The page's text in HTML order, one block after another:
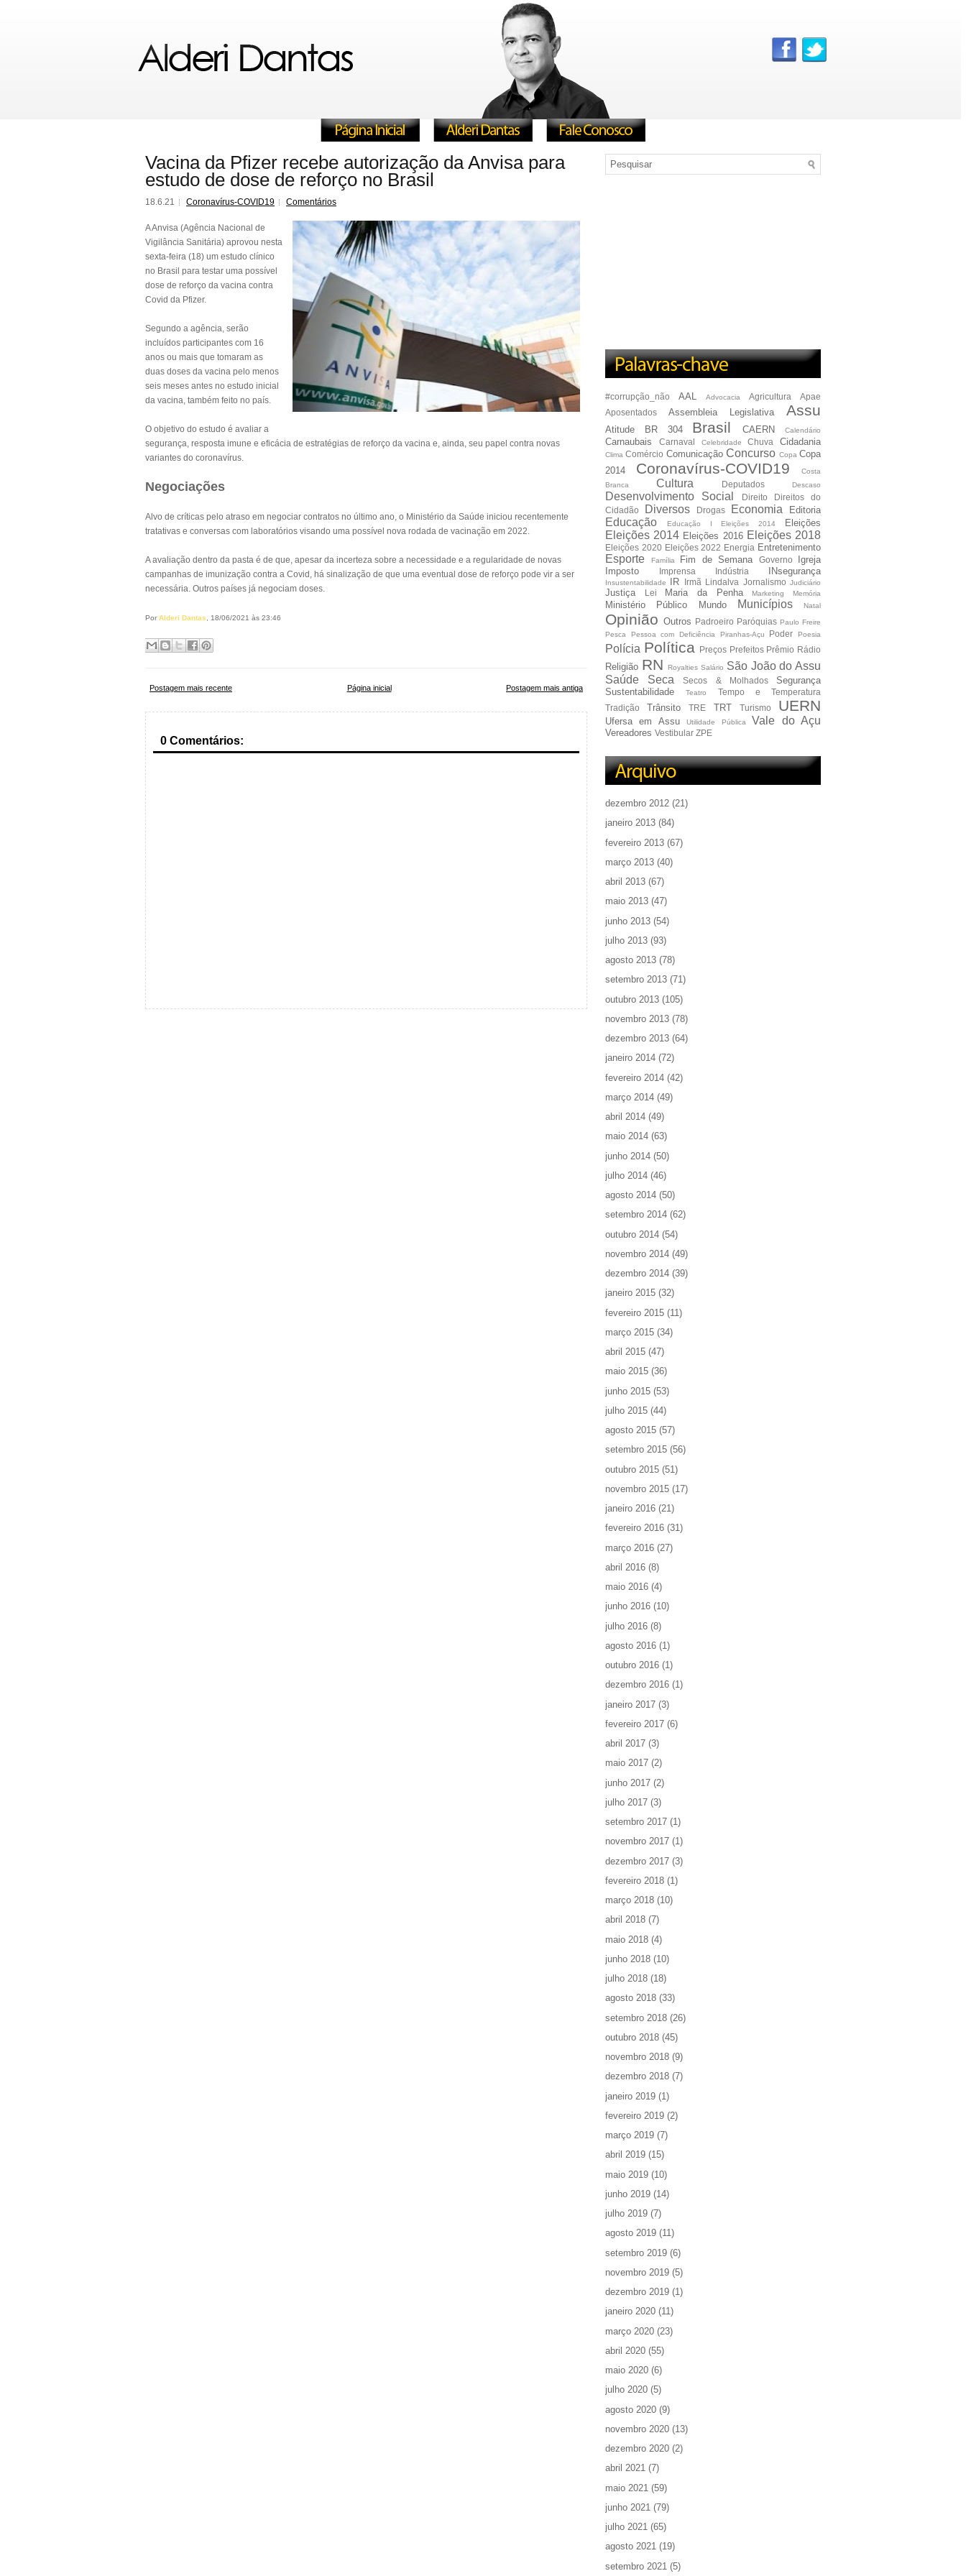
Vacina da Pfizer recebe autorização da Anvisa para
estudo de dose de reforço no Brasil
18.6.21 Coronavírus-COVID19 Comentários
A Anvisa (Agência Nacional de
Vigilância Sanitária) aprovou nesta
sexta-feira (18) um estudo clínico
no Brasil para testar uma possível
dose de reforço da vacina contra
Covid da Pfizer.
Segundo a agência, serão
incluídos participantes com 16
anos ou mais que tomaram as
duas doses da vacina pelo menos
seis meses antes no estudo inicial
da vacina, também feito no país.
O objetivo do estudo é avaliar a
segurança, resposta imune e eficácia de estratégias de reforço da vacina e, ainda, seu papel contra novas
variantes do coronavírus.
Negociações
Alvo de críticas pelo atraso em negociar contratos no último ano, o Ministério da Saúde iniciou recentemente
tratativas e conversas com laboratórios visando uma possível nova rodada de vacinação em 2022.
A avaliação dentro da pasta é de que, apesar da incerteza sobre a necessidade e a regularidade de novas
campanhas de imunização contra a Covid, há sinalização de que uma eventual dose de reforço pode vir a ser
necessária. Outros países já negociam doses.
Por Alderi Dantas , 18/06/2021 às 23:46
Postagem mais recente Postagem mais antiga
Página inicial
0 Comentários:
#corrupção_não AAL Advocacia Agricultura
Apae
Aposentados
Assembleia Legislativa Assu
Atitude BR 304 Brasil CAERN Calendário
Carnaubais Carnaval Celebridade Chuva Cidadania
Clima Comércio Comunicação Concurso Copa Copa
2014
Coronavírus-COVID19
Costa
Branca
Cultura Deputados Descaso
Desenvolvimento Social Direito
Direitos do
Cidadão
Diversos Drogas Economia Editoria
Educação Educação I Eleições 2014 Eleições
Eleições 2014 Eleições 2016 Eleições 2018
Eleições 2020 Eleições 2022 Energia Entretenimento
Esporte Família Fim de Semana Governo
Igreja
Imposto
Imprensa Indústria INsegurança
Insustentabilidade IR Irmã Lindalva Jornalismo Judiciário
Justiça Lei Maria da Penha Marketing Memória
Ministério Público Mundo Municípios Natal
Opinião Outros Padroeiro Paróquias Paulo Freire
Pesca
Pessoa com Deficiência Piranhas-Açu Poder Poesia
Polícia Política Preços Prefeitos Prêmio Rádio
Religião RN Royalties Salário São João do Assu
Saúde
Seca Secos & Molhados
Segurança
Sustentabilidade
Teatro
Tempo e Temperatura
Tradição
Trânsito TRE TRT Turismo UERN
Ufersa em Assu Utilidade Pública Vale do Açu
Vereadores Vestibular ZPE
dezembro 2012 (21)
janeiro 2013 (84)
fevereiro 2013 (67)
março 2013 (40)
abril 2013 (67)
maio 2013 (47)
junho 2013 (54)
julho 2013 (93)
agosto 2013 (78)
setembro 2013 (71)
outubro 2013 (105)
novembro 2013 (78)
dezembro 2013 (64)
janeiro 2014 (72)
fevereiro 2014 (42)
março 2014 (49)
abril 2014 (49)
maio 2014 (63)
junho 2014 (50)
julho 2014 (46)
agosto 2014 (50)
setembro 2014 (62)
outubro 2014 (54)
novembro 2014 (49)
dezembro 2014 (39)
janeiro 2015 (32)
fevereiro 2015 (11)
março 2015 (34)
abril 2015 (47)
maio 2015 (36)
junho 2015 (53)
julho 2015 (44)
agosto 2015 (57)
setembro 2015 (56)
outubro 2015 (51)
novembro 2015 (17)
janeiro 2016 (21)
fevereiro 2016 (31)
março 2016 (27)
abril 2016 (8)
maio 2016 (4)
junho 2016 (10)
julho 2016 (8)
agosto 2016 (1)
outubro 2016 (1)
dezembro 2016 (1)
janeiro 2017 (3)
fevereiro 2017 (6)
abril 2017 (3)
maio 2017 (2)
junho 2017 (2)
julho 2017 (3)
setembro 2017 (1)
novembro 2017 (1)
dezembro 2017 (3)
fevereiro 2018 (1)
março 2018 (10)
abril 2018 (7)
maio 2018 (4)
junho 2018 (10)
julho 2018 (18)
agosto 2018 (33)
setembro 2018 (26)
outubro 2018 (45)
novembro 2018 (9)
dezembro 2018 (7)
janeiro 2019 (1)
fevereiro 2019 (2)
março 2019 (7)
abril 2019 (15)
maio 2019 (10)
junho 2019 (14)
julho 2019 (7)
agosto 2019 (11)
setembro 2019 (6)
novembro 2019 (5)
dezembro 2019 (1)
janeiro 2020 (11)
março 2020 (23)
abril 2020 (55)
maio 2020 (6)
julho 2020 (5)
agosto 2020 (9)
novembro 2020 (13)
dezembro 2020 (2)
abril 2021 (7)
maio 2021 (59)
junho 2021 (79)
julho 2021 (65)
agosto 2021 (19)
setembro 2021 (5)